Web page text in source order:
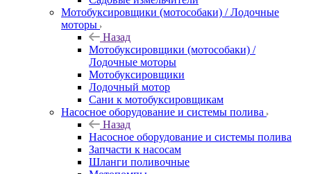
Мотобуксировщики (мотособаки) / Лодочные
моторы
Назад
Мотобуксировщики (мотособаки) /
Лодочные моторы
Мотобуксировщики
Лодочный мотор
Сани к мотобуксировщикам
Насосное оборудование и системы полива
Назад
Насосное оборудование и системы полива
Запчасти к насосам
Шланги поливочные